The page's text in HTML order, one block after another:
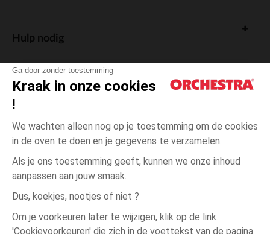
Ga door zonder toestemming
Kraak in onze cookies
!
We wachten alleen nog op je toestemming om de cookies
in de oven te doen en je gegevens te verzamelen.
Als je ons toestemming geeft, kunnen we onze inhoud
aanpassen aan jouw smaak.
Dus, koekjes, nootjes of niet ?
Om je voorkeuren later te wijzigen, klik op de link
'Cookievoorkeuren' die zich in de voettekst van de pagina
18
Hulp nodig
Algemene verkoopsvoorwaarden
Wettelijke bepalingen
Persoonsgegevens